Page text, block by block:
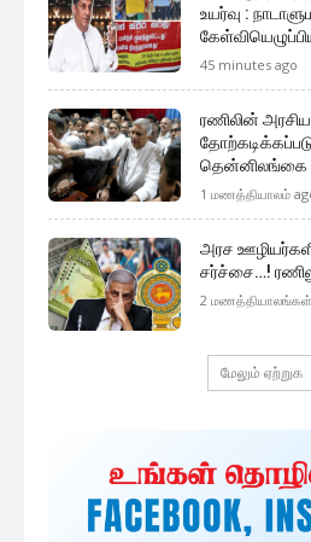
உயர்வு :
45 minutes ago
ரணிலின்
தென்னிலங்கை
1 மணத்தியாலம்
அரச
சர்ச்சை…!
2 மணத்தியாலங்கள்
மேலும் ஏற்றுக